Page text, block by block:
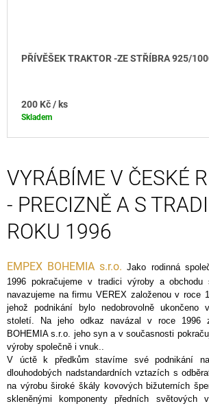
PŘÍVĚŠEK TRAKTOR -ZE STŘÍBRA 925/
200 Kč/ ks
Skladem
VYRÁBÍME V ČESKÉ
- PRECIZNĚ A S
ROKU 1996
EMPEX BOHEMIA s.r.o.Jako rodinná
1996 pokračujeme v tradici výroby a
navazujeme na firmu VEREX založenou v roce
jehož podnikání bylo nedobrovolně ukončeno
století. Na jeho odkaz navázal v roce 1996
BOHEMIA s.r.o. jeho syn a v současnosti
výroby společně i vnuk..
V úctě k předkům stavíme své podnikání
dlouhodobých nadstandardních vztazích s
na výrobu široké škály kovových bižuterních
skleněnými komponenty předních světových